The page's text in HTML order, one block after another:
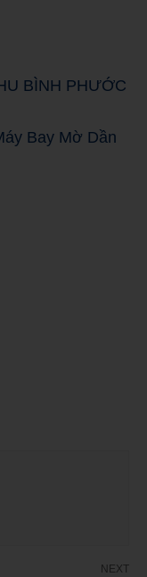
BÌNH PHƯỚC
Bay Mờ Dần
NEXT